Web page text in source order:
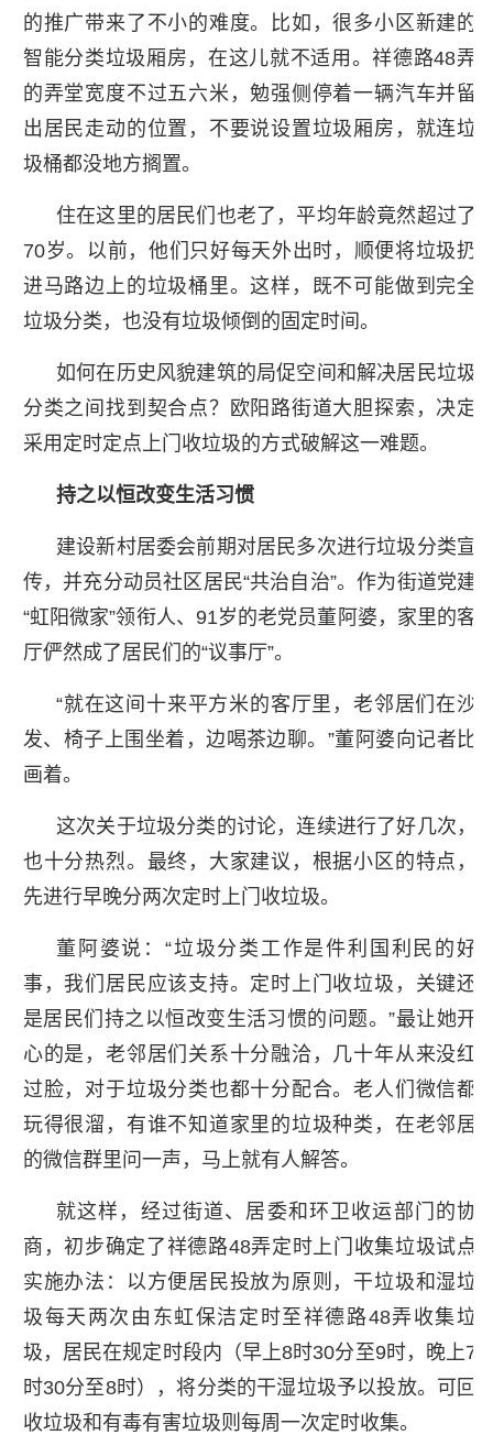
的推广带来了不小的难度。比如，很多小区新建的
智能分类垃圾厢房，在这儿就不适用。祥德路48弄
的弄堂宽度不过五六米，勉强侧停着一辆汽车并留
出居民走动的位置，不要说设置垃圾厢房，就连垃
圾桶都没地方搁置。
住在这里的居民们也老了，平均年龄竟然超过了
70岁。以前，他们只好每天外出时，顺便将垃圾扔
进马路边上的垃圾桶里。这样，既不可能做到完全
垃圾分类，也没有垃圾倾倒的固定时间。
如何在历史风貌建筑的局促空间和解决居民垃圾
分类之间找到契合点？欧阳路街道大胆探索，决定
采用定时定点上门收垃圾的方式破解这一难题。
持之以恒改变生活习惯
建设新村居委会前期对居民多次进行垃圾分类宣
传，并充分动员社区居民“共治自治”。作为街道党建
“虹阳微家”领衔人、91岁的老党员董阿婆，家里的客
厅俨然成了居民们的“议事厅”。
“就在这间十来平方米的客厅里，老邻居们在沙
发、椅子上围坐着，边喝茶边聊。”董阿婆向记者比
画着。
这次关于垃圾分类的讨论，连续进行了好几次，
也十分热烈。最终，大家建议，根据小区的特点，
先进行早晚分两次定时上门收垃圾。
董阿婆说：“垃圾分类工作是件利国利民的好
事，我们居民应该支持。定时上门收垃圾，关键还
是居民们持之以恒改变生活习惯的问题。”最让她开
心的是，老邻居们关系十分融洽，几十年从来没红
过脸，对于垃圾分类也都十分配合。老人们微信都
玩得很溜，有谁不知道家里的垃圾种类，在老邻居
的微信群里问一声，马上就有人解答。
就这样，经过街道、居委和环卫收运部门的协
商，初步确定了祥德路48弄定时上门收集垃圾试点
实施办法：以方便居民投放为原则，干垃圾和湿垃
圾每天两次由东虹保洁定时至祥德路48弄收集垃
圾，居民在规定时段内（早上8时30分至9时，晚上7
时30分至8时），将分类的干湿垃圾予以投放。可回
收垃圾和有毒有害垃圾则每周一次定时收集。